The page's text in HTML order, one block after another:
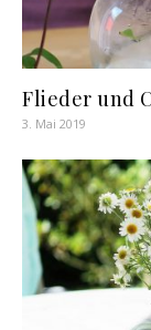
Flieder und
3. Mai 2019